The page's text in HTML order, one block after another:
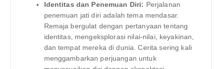
Identitas dan Penemuan Diri: Perjalanan
penemuan jati diri adalah tema mendasar.
Remaja bergulat dengan pertanyaan tentang
identitas, mengeksplorasi nilai-nilai, keyakinan,
dan tempat mereka di dunia. Cerita sering kali
menggambarkan perjuangan untuk